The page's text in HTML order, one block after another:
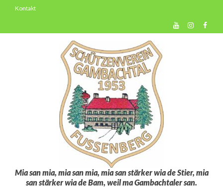
Kontakt
Mia san mia, mia san mia, mia san stärker wia de Stier, mia
san stärker wia de Bam, weil ma Gambachtaler san.